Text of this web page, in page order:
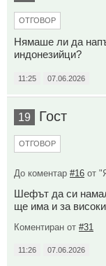
ОТГОВОР
Нямаше ли да
индонезийци?
11:25 07.06.2026
19 Гост
ОТГОВОР
До коментар #16 от
Шефът да си
ще има и за
Коментиран от #31
11:26 07.06.2026